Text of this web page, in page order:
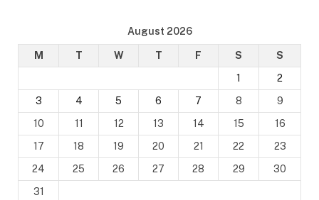
August 2026
M T W T F S
S
1
2
3
4 5 6 7 8
9
10
11 12 13 14 15
16
17
18 19 20 21 22
23
24
25 26 27 28 29
30
31